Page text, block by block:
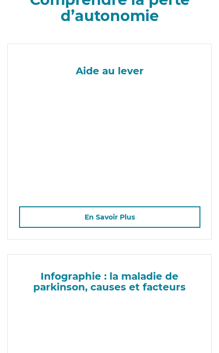
d’autonomie
Aide au lever
En Savoir Plus
Infographie : la maladie de
parkinson, causes et facteurs